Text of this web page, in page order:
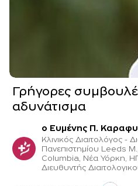
Γρήγορες
αδυνάτισμα
o Ευμένης Π.
Κλινικός Διαιτολόγος -
Πανεπιστημίου Leeds
Columbia, Νέα Υόρκη,
Διευθυντής